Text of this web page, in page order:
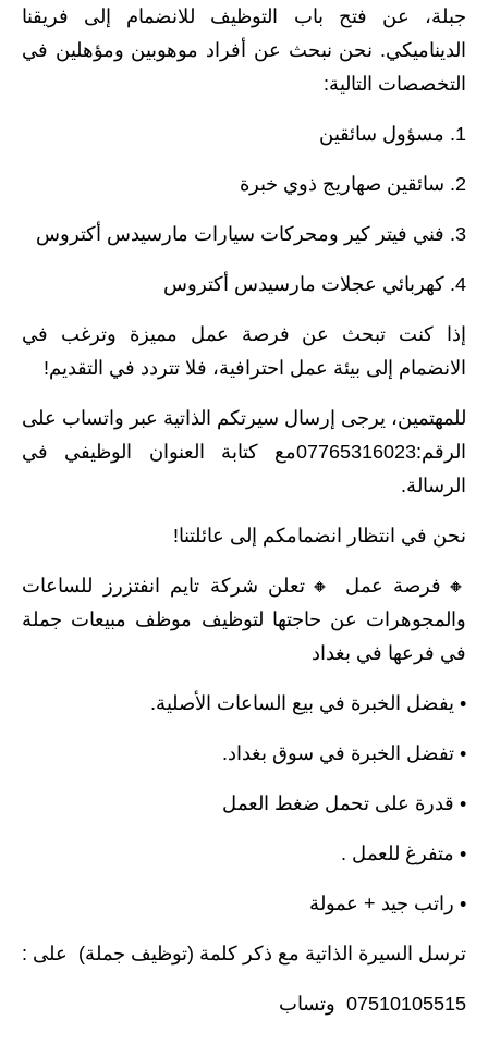
جبلة، عن فتح باب التوظيف للانضمام إلى فريقنا
الديناميكي. نحن نبحث عن أفراد موهوبين ومؤهلين في
التخصصات التالية:
1. مسؤول سائقين
2. سائقين صهاريج ذوي خبرة
3. فني فيتر كير ومحركات سيارات مارسيدس أكتروس
4. كهربائي عجلات مارسيدس أكتروس
إذا كنت تبحث عن فرصة عمل مميزة وترغب في
الانضمام إلى بيئة عمل احترافية، فلا تتردد في التقديم!
للمهتمين، يرجى إرسال سيرتكم الذاتية عبر واتساب على
الرقم:07765316023مع كتابة العنوان الوظيفي في
الرسالة.
نحن في انتظار انضمامكم إلى عائلتنا!
🔸️فرصة عمل 🔸️تعلن شركة تايم انفتزرز للساعات
والمجوهرات عن حاجتها لتوظيف موظف مبيعات جملة
في فرعها في بغداد
• يفضل الخبرة في بيع الساعات الأصلية.
• تفضل الخبرة في سوق بغداد.
• قدرة على تحمل ضغط العمل
• متفرغ للعمل .
• راتب جيد + عمولة
ترسل السيرة الذاتية مع ذكر كلمة (توظيف جملة) على :
07510105515 وتساب